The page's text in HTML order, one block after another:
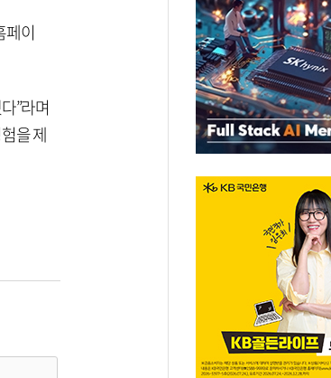
페이
”라며
을 제